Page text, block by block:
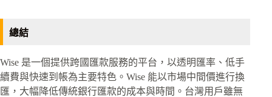
總結
Wise 是一個提供跨國匯款服務的平台，以透明匯率、低手
續費與快速到帳為主要特色。Wise 能以市場中間價進行換
匯，大幅降低傳統銀行匯款的成本與時間。台灣用戶雖無